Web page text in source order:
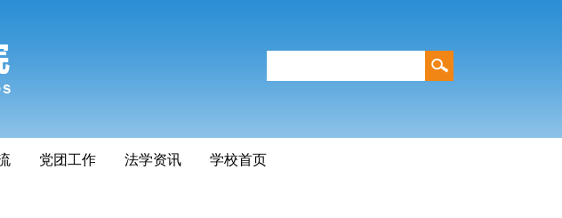
党团工作 法学资讯 学校首页